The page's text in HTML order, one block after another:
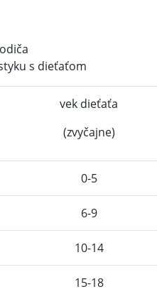
s dieťaťom
vek dieťaťa
(zvyčajne)
0-5
6-9
10-14
15-18